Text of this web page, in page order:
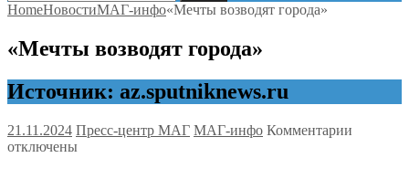
HomeНовостиМАГ-инфо«Мечты возводят города»
«Мечты возводят города»
Источник: az.sputniknews.ru
21.11.2024 Пресс-центр МАГ МАГ-инфо Комментарии
отключены